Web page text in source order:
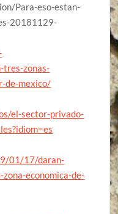
Para-eso-estan-
20181129-
zonas-
de-mexico/
el-sector-privado-
01/17/daran-
economica-de-